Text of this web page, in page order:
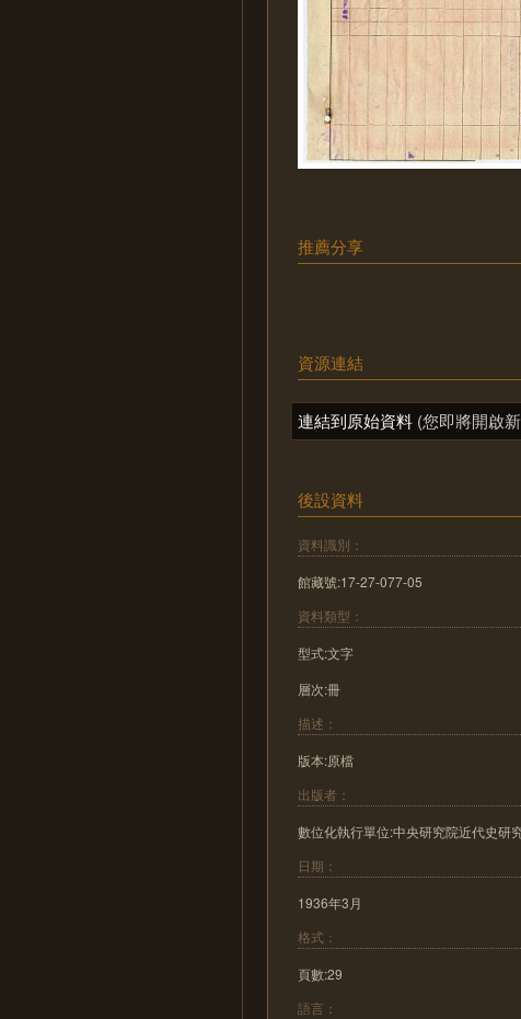
推薦分享
資源連結
連結到原始資料 (您即將開啟
後設資料
資料識別：
館藏號:17-27-077-05
資料類型：
型式:文字
層次:冊
描述：
版本:原檔
出版者：
數位化執行單位:中央研究院近代史研
日期：
1936年3月
格式：
頁數:29
語言：